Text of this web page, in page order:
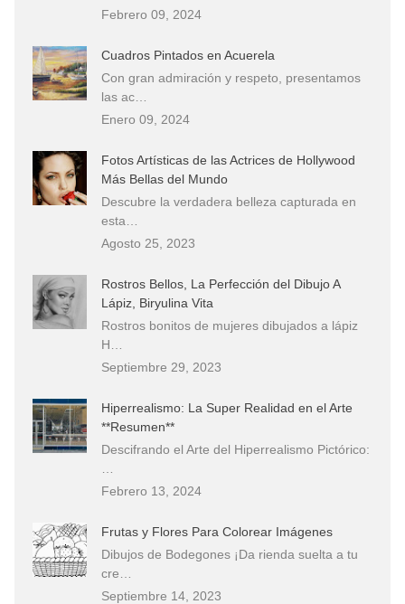
Febrero 09, 2024
Cuadros Pintados en Acuerela
Con gran admiración y respeto, presentamos
las ac…
Enero 09, 2024
Fotos Artísticas de las Actrices de Hollywood
Más Bellas del Mundo
Descubre la verdadera belleza capturada en
esta…
Agosto 25, 2023
Rostros Bellos, La Perfección del Dibujo A
Lápiz, Biryulina Vita
Rostros bonitos de mujeres dibujados a lápiz
H…
Septiembre 29, 2023
Hiperrealismo: La Super Realidad en el Arte
**Resumen**
Descifrando el Arte del Hiperrealismo Pictórico:
Febrero 13, 2024
Frutas y Flores Para Colorear Imágenes
Dibujos de Bodegones ¡Da rienda suelta a tu
cre…
Septiembre 14, 2023